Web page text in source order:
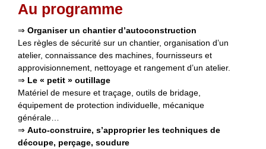
Au programme
⇒ Organiser un chantier d’autoconstruction
Les règles de sécurité sur un chantier, organisation d’un
atelier, connaissance des machines, fournisseurs et
approvisionnement, nettoyage et rangement d’un atelier.
⇒ Le « petit » outillage
Matériel de mesure et traçage, outils de bridage,
équipement de protection individuelle, mécanique
générale…
⇒ Auto-construire, s’approprier les techniques de
découpe, perçage, soudure